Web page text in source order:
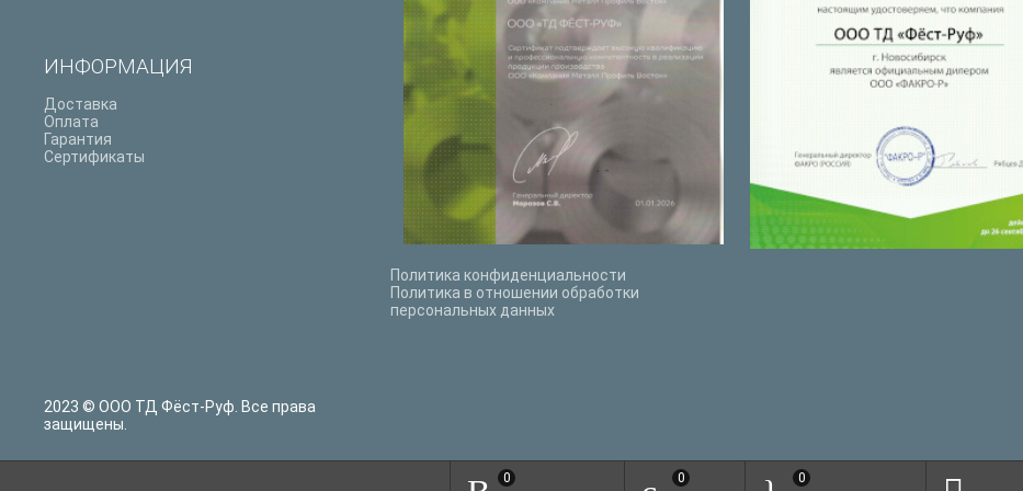
ИНФОРМАЦИЯ
Доставка
Оплата
Гарантия
Сертификаты
Политика конфиденциальности
Политика в отношении обработки
персональных данных
2023 © ООО ТД Фёст-Руф. Все права
защищены.
0 0 0